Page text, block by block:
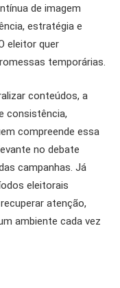
de imagem
estratégia e
eleitor quer
temporárias.
conteúdos, a
consistência,
compreende essa
no debate
campanhas. Já
eleitorais
atenção,
ambiente cada vez